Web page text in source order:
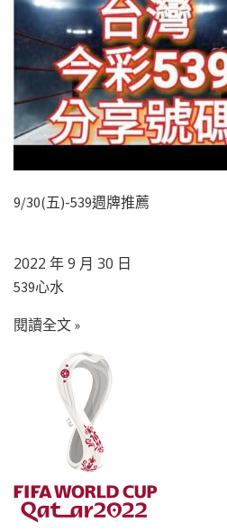
9/30(五)-539週牌推薦
2022 年 9 月 30 日
539心水
閱讀全文 »